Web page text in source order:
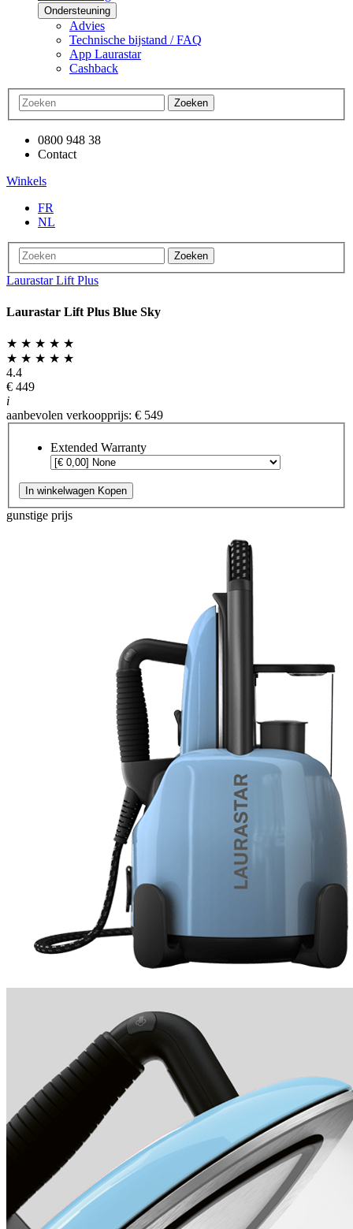
Ondersteuning
Advies
Technische bijstand / FAQ
App Laurastar
Cashback
Zoeken
0800 948 38
Contact
Winkels
FR
NL
Zoeken
Laurastar Lift Plus
Laurastar Lift Plus Blue Sky
★ ★ ★ ★ ★
★ ★ ★ ★ ★
4.4
€ 449
i
aanbevolen verkoopprijs: € 549
Extended Warranty
In winkelwagen Kopen
gunstige prijs